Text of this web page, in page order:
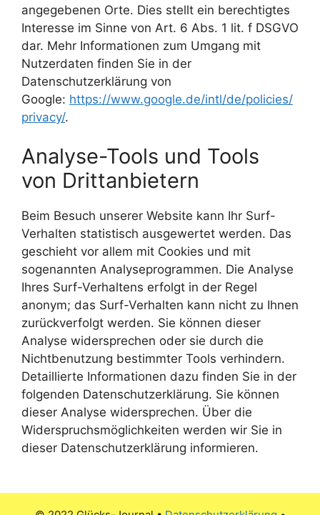
angegebenen Orte. Dies stellt ein berechtigtes
Interesse im Sinne von Art. 6 Abs. 1 lit. f DSGVO
dar. Mehr Informationen zum Umgang mit
Nutzerdaten finden Sie in der
Datenschutzerklärung von
Google: https://www.google.de/intl/de/policies/
privacy/.
Analyse-Tools und Tools
von Drittanbietern
Beim Besuch unserer Website kann Ihr Surf-
Verhalten statistisch ausgewertet werden. Das
geschieht vor allem mit Cookies und mit
sogenannten Analyseprogrammen. Die Analyse
Ihres Surf-Verhaltens erfolgt in der Regel
anonym; das Surf-Verhalten kann nicht zu Ihnen
zurückverfolgt werden. Sie können dieser
Analyse widersprechen oder sie durch die
Nichtbenutzung bestimmter Tools verhindern.
Detaillierte Informationen dazu finden Sie in der
folgenden Datenschutzerklärung. Sie können
dieser Analyse widersprechen. Über die
Widerspruchsmöglichkeiten werden wir Sie in
dieser Datenschutzerklärung informieren.